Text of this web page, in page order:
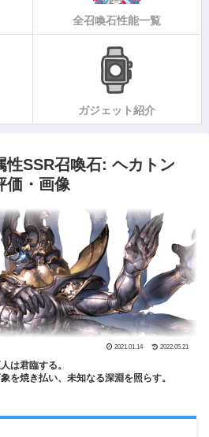
全召喚石性能一覧
ガジェット紹介
性SSR召喚石: ヘカトン
価・画像
2021.01.14 2022.05.21
は君臨する。
を焼き払い、未知なる深淵を照らす。